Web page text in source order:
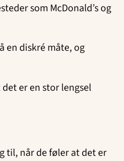
som McDonald’s og
en diskré måte, og
er en stor lengsel
til, når de føler at det er